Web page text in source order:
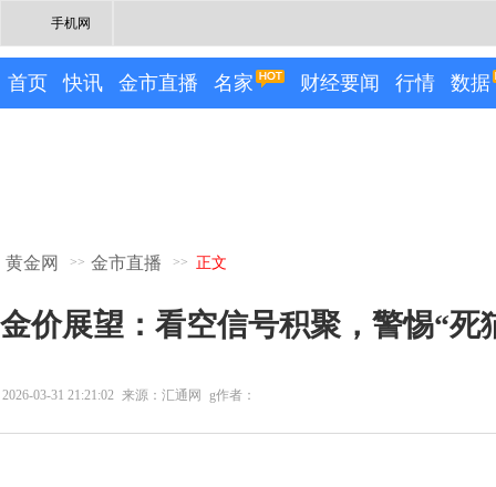
手机网
首页 快讯 金市直播 名家 财经要闻 行情 数据
黄金网 >> 金市直播 >> 正文
金价展望：看空信号积聚，警惕“死
2026-03-31 21:21:02 来源：汇通网 g作者：